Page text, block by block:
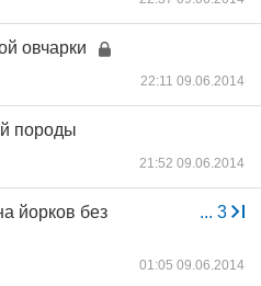
овчарки
22:11 09.06.2014
породы
21:52 09.06.2014
... 3
йорков без
01:05 09.06.2014